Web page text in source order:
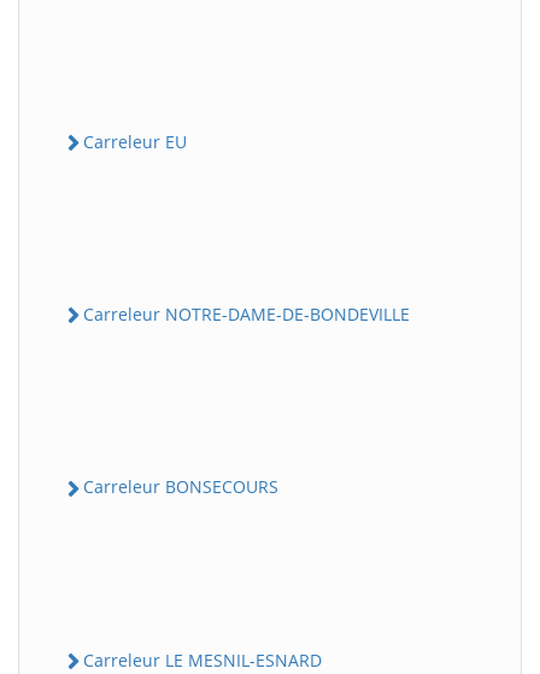
Carreleur EU
Carreleur NOTRE-DAME-DE-BONDEVILLE
Carreleur BONSECOURS
Carreleur LE MESNIL-ESNARD